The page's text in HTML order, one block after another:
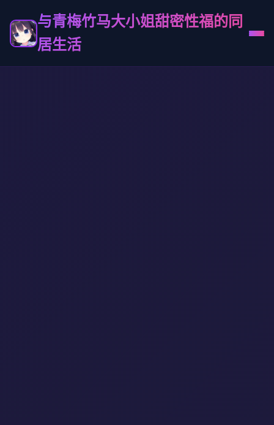
与青梅竹马大小姐甜密性福的同
居生活